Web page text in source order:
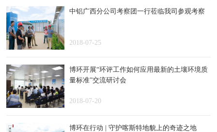
中铝广西分公司考察团一行莅临我司参观考察
2018-07-25
博环开展“环评工作如何应用最新的土壤环境质
量标准”交流研讨会
2018-07-20
博环在行动 | 守护喀斯特地貌上的奇迹之地